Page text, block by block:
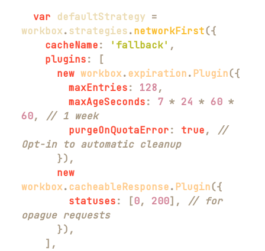
var defaultStrategy =
workbox.strategies.networkFirst({
cacheName: 'fallback' ,
plugins:
[
new workbox.expiration. Plugin({
maxEntries: 128,
maxAgeSeconds: 7 * 24 * 60 *
60,
// 1 week
purgeOnQuotaError: true,
//
Opt-in to automatic cleanup
}) ,
new
workbox.cacheableResponse. Plugin({
statuses: [0, 200] ,
// for
opague requests
}) ,
] ,